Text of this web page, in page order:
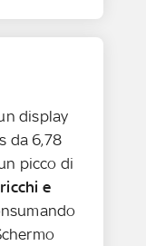
display
da 6,78
picco di
e